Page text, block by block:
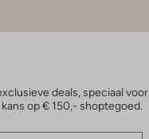
deals, speciaal voor
op € 150,- shoptegoed.